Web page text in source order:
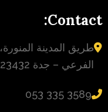
Contact:
طريق المدينة المنورة،
الفرعي – جدة 23432
‪053 335 3589‬